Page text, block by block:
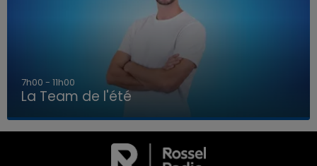
LA TEAM DE L'ÉTÉ
7h00 - 11h00
La Team de l'été